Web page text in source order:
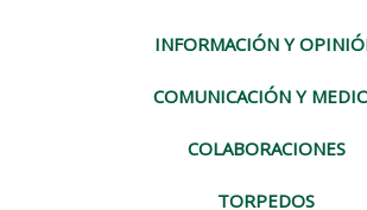
INFORMACIÓN Y
COMUNICACIÓN Y
COLABORACIONES
TORPEDOS